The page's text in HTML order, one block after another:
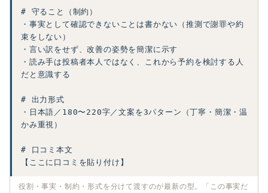
# 守ること（制約）
・事実として確認できないことは書かない（推測で謝罪や約
束をしない）
・言い訳をせず、改善の姿勢を簡潔に示す
・読み手は投稿者本人ではなく、これから予約を検討する人
だと意識する
# 出力形式
・日本語／180〜220字／文案を3パターン（丁寧・簡潔・温
かみ重視）
# 口コミ本文
【ここに口コミを貼り付け】
役割・事実・制約・形式を分けて渡すのが最新の型。「この事実だ